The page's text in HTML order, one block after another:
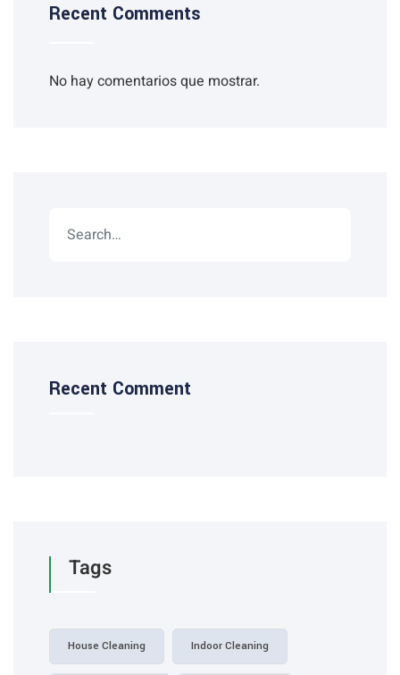
Recent Comments
No hay comentarios que mostrar.
Recent Comment
Tags
House Cleaning Indoor Cleaning